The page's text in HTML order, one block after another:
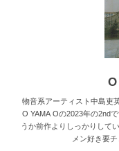
物音系アーティスト中島吏
O YAMA Oの2023年の2nd
うか前作よりしっかりして
メン好き要